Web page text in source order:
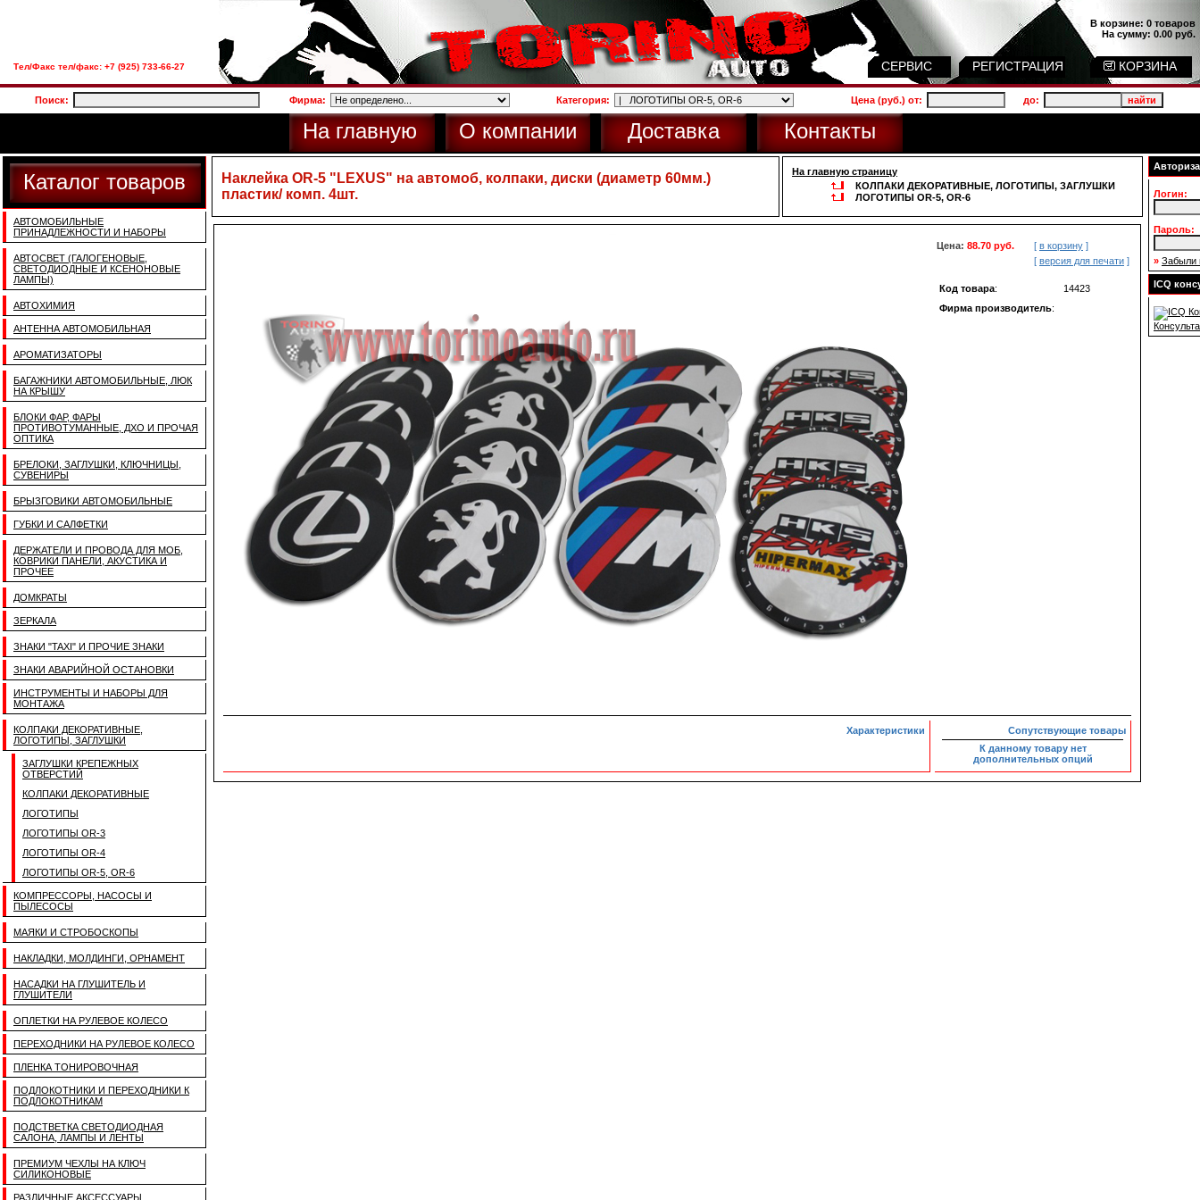
В корзине: 0 товаров
На сумму: 0.00 руб.
Тел/Факс тел/факс: +7 (925) 733-66-27 СЕРВИС РЕГИСТРАЦИЯ КОРЗИНА
Поиск: Фирма: Категория: Цена (руб.) от: до:
На главную О компании Доставка Контакты
Каталог товаров
АВТОМОБИЛЬНЫЕ
ПРИНАДЛЕЖНОСТИ И НАБОРЫ
АВТОСВЕТ (ГАЛОГЕНОВЫЕ,
СВЕТОДИОДНЫЕ И КСЕНОНОВЫЕ
ЛАМПЫ)
АВТОХИМИЯ
АНТЕННА АВТОМОБИЛЬНАЯ
АРОМАТИЗАТОРЫ
БАГАЖНИКИ АВТОМОБИЛЬНЫЕ, ЛЮК
НА КРЫШУ
БЛОКИ ФАР, ФАРЫ
ПРОТИВОТУМАННЫЕ, ДХО И ПРОЧАЯ
ОПТИКА
БРЕЛОКИ, ЗАГЛУШКИ, КЛЮЧНИЦЫ,
СУВЕНИРЫ
БРЫЗГОВИКИ АВТОМОБИЛЬНЫЕ
ГУБКИ И САЛФЕТКИ
ДЕРЖАТЕЛИ И ПРОВОДА ДЛЯ МОБ,
КОВРИКИ ПАНЕЛИ, АКУСТИКА И
ПРОЧЕЕ
ДОМКРАТЫ
ЗЕРКАЛА
ЗНАКИ "TAXI" И ПРОЧИЕ ЗНАКИ
ЗНАКИ АВАРИЙНОЙ ОСТАНОВКИ
ИНСТРУМЕНТЫ И НАБОРЫ ДЛЯ
МОНТАЖА
КОЛПАКИ ДЕКОРАТИВНЫЕ,
ЛОГОТИПЫ, ЗАГЛУШКИ
ЗАГЛУШКИ КРЕПЕЖНЫХ
ОТВЕРСТИЙ
КОЛПАКИ ДЕКОРАТИВНЫЕ
ЛОГОТИПЫ
ЛОГОТИПЫ OR-3
ЛОГОТИПЫ OR-4
ЛОГОТИПЫ OR-5, OR-6
КОМПРЕССОРЫ, НАСОСЫ И
ПЫЛЕСОСЫ
МАЯКИ И СТРОБОСКОПЫ
НАКЛАДКИ, МОЛДИНГИ, ОРНАМЕНТ
НАСАДКИ НА ГЛУШИТЕЛЬ И
ГЛУШИТЕЛИ
ОПЛЕТКИ НА РУЛЕВОЕ КОЛЕСО
ПЕРЕХОДНИКИ НА РУЛЕВОЕ КОЛЕСО
ПЛЕНКА ТОНИРОВОЧНАЯ
ПОДЛОКОТНИКИ И ПЕРЕХОДНИКИ К
ПОДЛОКОТНИКАМ
ПОДСТВЕТКА СВЕТОДИОДНАЯ
САЛОНА, ЛАМПЫ И ЛЕНТЫ
ПРЕМИУМ ЧЕХЛЫ НА КЛЮЧ
СИЛИКОНОВЫЕ
РАЗЛИЧНЫЕ АКСЕССУАРЫ
Наклейка OR-5 "LEXUS" на автомоб, колпаки, диски (диаметр 60мм.)
пластик/ комп. 4шт.
На главную страницу
КОЛПАКИ ДЕКОРАТИВНЫЕ, ЛОГОТИПЫ, ЗАГЛУШКИ
ЛОГОТИПЫ OR-5, OR-6
Цена: 88.70 руб. [ в корзину ]
[ версия для печати ]
Код товара:
14423
Фирма производитель:
Характеристики
Сопутствующие товары
К данному товару нет
дополнительных опций
Логин:
Пароль:
» Забыли
ICQ